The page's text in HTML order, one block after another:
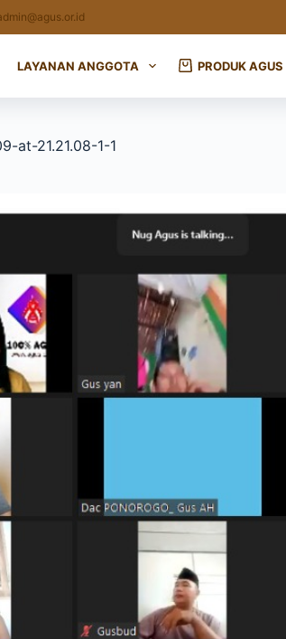
LAYANAN ANGGOTA PRODUK AGUS
at-21.21.08-1-1